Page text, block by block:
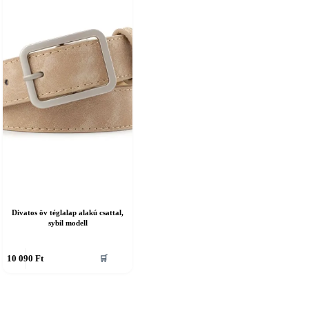
Divatos öv téglalap alakú csattal,
sybil modell
10 090 Ft 🛒